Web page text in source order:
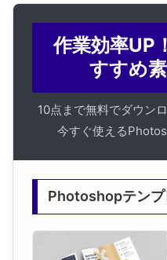
作業効率UP
すすめ
10点まで無料でダウン
今すぐ使える
Photoshopテンプ